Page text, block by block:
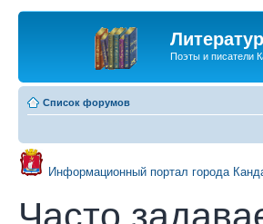
Поэты и писатели
Список форумов
Информационный портал города
Часто